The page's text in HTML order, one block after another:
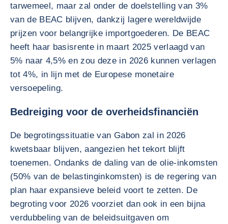
tarwemeel, maar zal onder de doelstelling van 3%
van de BEAC blijven, dankzij lagere wereldwijde
prijzen voor belangrijke importgoederen. De BEAC
heeft haar basisrente in maart 2025 verlaagd van
5% naar 4,5% en zou deze in 2026 kunnen verlagen
tot 4%, in lijn met de Europese monetaire
versoepeling.
Bedreiging voor de overheidsfinanciën
De begrotingssituatie van Gabon zal in 2026
kwetsbaar blijven, aangezien het tekort blijft
toenemen. Ondanks de daling van de olie-inkomsten
(50% van de belastinginkomsten) is de regering van
plan haar expansieve beleid voort te zetten. De
begroting voor 2026 voorziet dan ook in een bijna
verdubbeling van de beleidsuitgaven om